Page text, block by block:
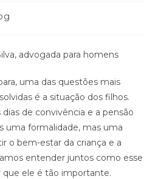
advogada para homens
uma das questões mais
é a situação dos filhos.
de convivência e a pensão
uma formalidade, mas uma
o bem-estar da criança e a
entender juntos como esse
que ele é tão importante.